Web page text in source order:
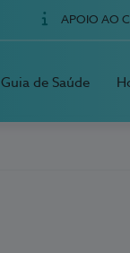
APOIO AO
Guia de Saúde